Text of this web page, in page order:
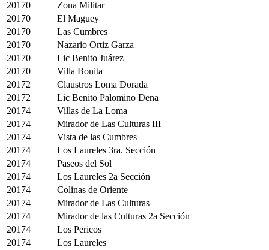
20170
Zona Militar
20170
El Maguey
20170
Las Cumbres
20170
Nazario Ortiz Garza
20170
Lic Benito Juárez
20170
Villa Bonita
20172
Claustros Loma Dorada
20172
Lic Benito Palomino Dena
20174
Villas de La Loma
20174
Mirador de Las Culturas III
20174
Vista de las Cumbres
20174
Los Laureles 3ra. Sección
20174
Paseos del Sol
20174
Los Laureles 2a Sección
20174
Colinas de Oriente
20174
Mirador de Las Culturas
20174
Mirador de las Culturas 2a Sección
20174
Los Pericos
20174
Los Laureles